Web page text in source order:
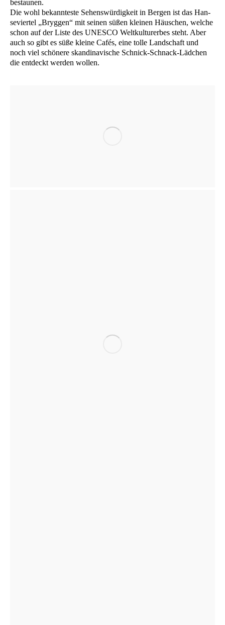
bestaunen.
Die wohl bekann­tes­te Sehens­wür­dig­keit in Ber­gen ist das Han­
se­vier­tel „Bryg­gen“ mit sei­nen süßen klei­nen Häus­chen, wel­che
schon auf der Lis­te des UNESCO Welt­kul­tur­er­bes steht. Aber
auch so gibt es süße klei­ne Cafés, eine tol­le Land­schaft und
noch viel schö­ne­re skan­di­na­vi­sche Schnick-Schnack-Läd­chen
die ent­deckt wer­den wollen.